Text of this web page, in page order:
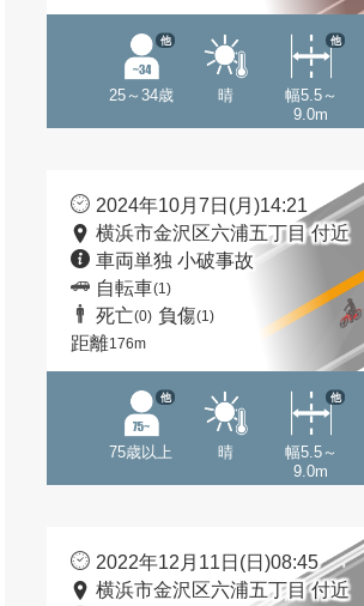
25～34歳
他
晴
幅5.5～
9.0m
他
2024年10月7日(月)14:21
横浜市金沢区六浦五丁目 付近
車両単独 小破事故
自転車(1)
死亡(0) 負傷(1)
距離176m
75歳以上
他
晴
幅5.5～
9.0m
他
2022年12月11日(日)08:45
横浜市金沢区六浦五丁目 付近